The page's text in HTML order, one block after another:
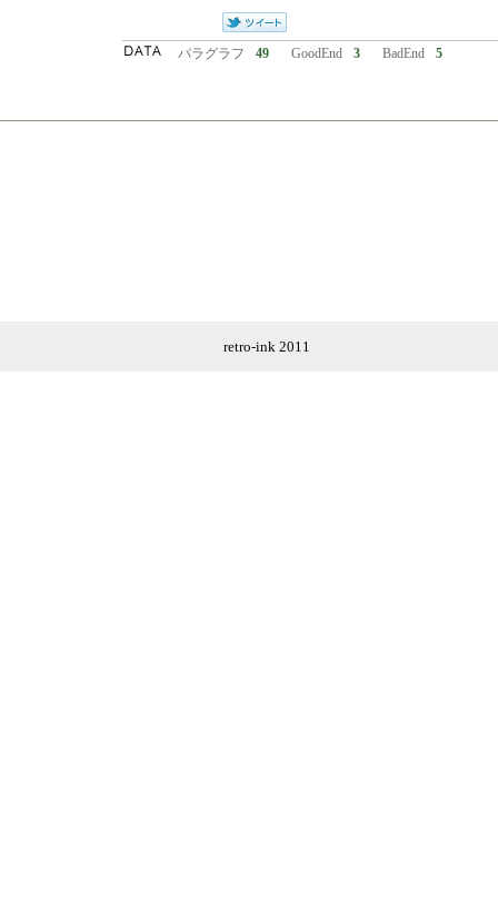
パラグラフ 49 GoodEnd 3 BadEnd 5
retro-ink 2011